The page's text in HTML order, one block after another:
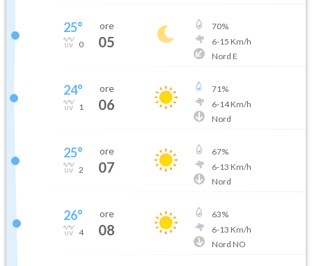
25°
0
ore
05
70%
6-15 Km/h
Nord E
24°
1
ore
06
71%
6-14Km/h
Nord
25°
2
ore
07
67%
6-13 Km/h
Nord
26°
4
ore
08
63%
6-13 Km/h
Nord NO